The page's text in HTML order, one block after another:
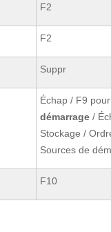
F2
F2
Suppr
Échap / F9 pour
démarrage /
Stockage /
Sources de
F10